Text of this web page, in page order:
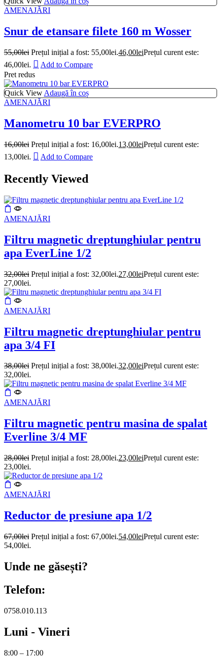
AMENAJĂRI
Snur de etansare filete 160 m Wosser
55,00lei Prețul inițial a fost: 55,00lei.46,00leiPrețul curent este:
46,00lei.
Add to Compare
Pret redus
Quick View Adaugă în coș
AMENAJĂRI
Manometru 10 bar EVERPRO
16,00lei Prețul inițial a fost: 16,00lei.13,00leiPrețul curent este:
13,00lei.
Add to Compare
Recently Viewed
AMENAJĂRI
Filtru magnetic dreptunghiular pentru
apa EverLine 1/2
32,00lei Prețul inițial a fost: 32,00lei.27,00leiPrețul curent este:
27,00lei.
AMENAJĂRI
Filtru magnetic dreptunghiular pentru
apa 3/4 FI
38,00lei Prețul inițial a fost: 38,00lei.32,00leiPrețul curent este:
32,00lei.
AMENAJĂRI
Filtru magnetic pentru masina de spalat
Everline 3/4 MF
28,00lei Prețul inițial a fost: 28,00lei.23,00leiPrețul curent este:
23,00lei.
AMENAJĂRI
Reductor de presiune apa 1/2
67,00lei Prețul inițial a fost: 67,00lei.54,00leiPrețul curent este:
54,00lei.
Unde ne găsești?
Telefon:
0758.010.113
Luni - Vineri
8:00 – 17:00